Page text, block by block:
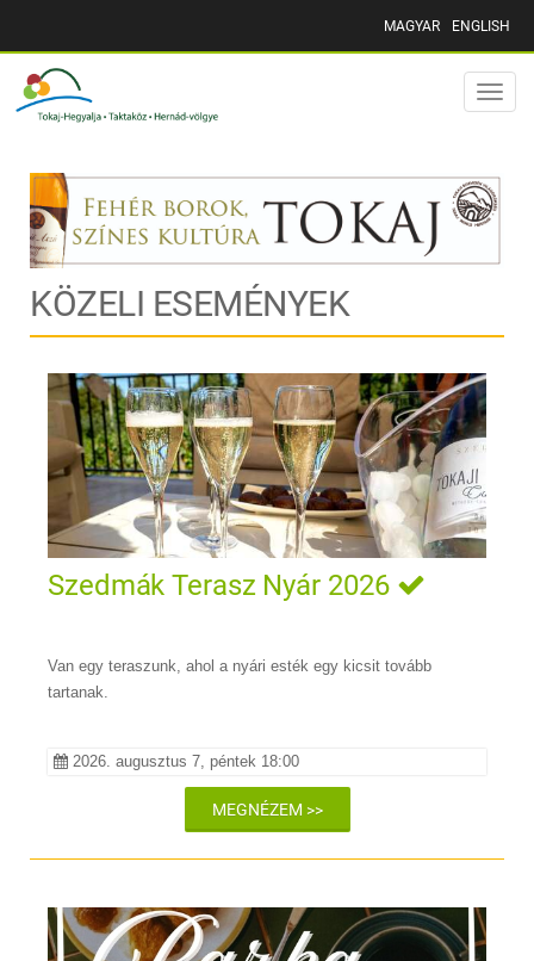
MAGYAR ENGLISH
Toggle
KÖZELI ESEMÉNYEK
Szedmák Terasz Nyár 2026
Van egy teraszunk, ahol a nyári esték egy kicsit tovább
tartanak.
2026. augusztus 7, péntek 18:00
MEGNÉZEM >>